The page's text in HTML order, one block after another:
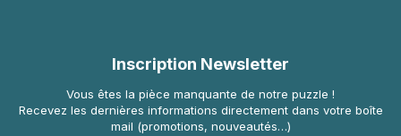
Inscription Newsletter
Vous êtes la pièce manquante de notre puzzle !
Recevez les dernières informations directement dans votre boîte
mail (promotions, nouveautés…)